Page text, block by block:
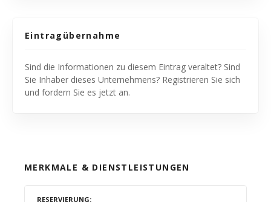
Eintragübernahme
Sind die Informationen zu diesem Eintrag veraltet? Sind
Sie Inhaber dieses Unternehmens? Registrieren Sie sich
und fordern Sie es jetzt an.
MERKMALE & DIENSTLEISTUNGEN
RESERVIERUNG